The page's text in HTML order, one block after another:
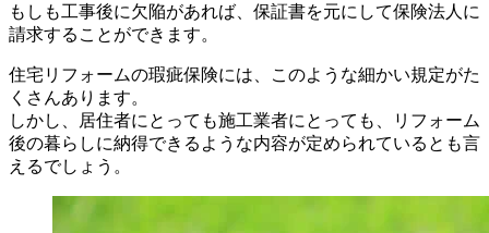
もしも工事後に欠陥があれば、保証書を元にして保険法人に
請求することができます。
住宅リフォームの瑕疵保険には、このような細かい規定がた
くさんあります。
しかし、居住者にとっても施工業者にとっても、リフォーム
後の暮らしに納得できるような内容が定められているとも言
えるでしょう。